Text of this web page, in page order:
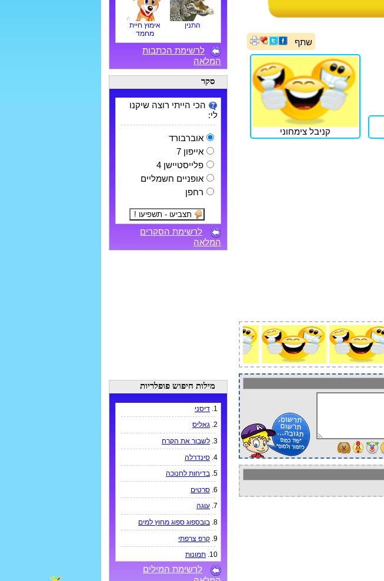
שתף
קניבל צימחוני
התנין
אימוץ חיית
מחמד
לרשימת הכתבות
המלאה
סקר
הכי הייתי רוצה שיקנו
לי:
אוברבורד
אייפון 7
פלייסטיישן 4
אופניים חשמליים
רחפן
לרשימת הסקרים
המלאה
מילות חיפוש פופלריות
1. דיסני
2. גאליס
3. לשבור את הקרח
4. סינדרלה
5. בדיחות לחנוכה
6. סרטים
7. עוגה
8. בובספוג ספוג מחוץ למים
9. קרפ צרפתי
10. תמונות
לרשימת המילים